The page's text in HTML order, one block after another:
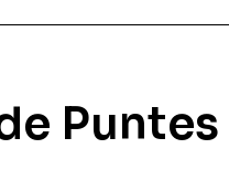
Puntes